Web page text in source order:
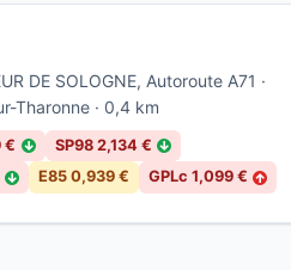
DE SOLOGNE, Autoroute A71 ·
Tharonne · 0,4 km
€ ↓ SP98 2,134 € ↓
↓ E85 0,939 € GPLc 1,099 € ↑